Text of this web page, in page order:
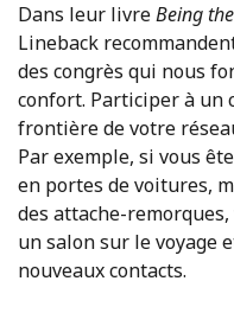
Dans leur livreBeing
Lineback
des congrès qui nous
confort. Participer à un
frontière de votre
Par exemple, si vous
en portes de voitures,
des attache-
un salon sur le voyage
nouveaux contacts.